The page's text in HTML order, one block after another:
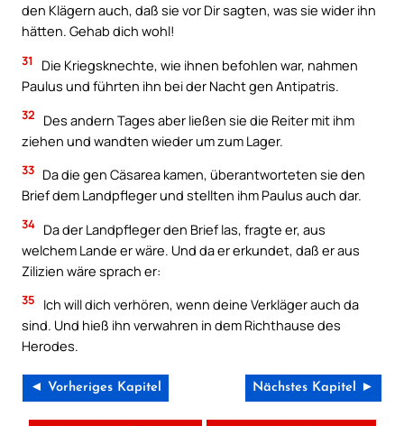
den Klägern auch, daß sie vor Dir sagten, was sie wider ihn
hätten. Gehab dich wohl!
31
Die Kriegsknechte, wie ihnen befohlen war, nahmen
Paulus und führten ihn bei der Nacht gen Antipatris.
32
Des andern Tages aber ließen sie die Reiter mit ihm
ziehen und wandten wieder um zum Lager.
33 Da die gen Cäsarea kamen, überantworteten sie den
Brief dem Landpfleger und stellten ihm Paulus auch dar.
34 Da der Landpfleger den Brief las, fragte er, aus
welchem Lande er wäre. Und da er erkundet, daß er aus
Zilizien wäre sprach er:
35
Ich will dich verhören, wenn deine Verkläger auch da
sind. Und hieß ihn verwahren in dem Richthause des
Herodes.
◄ Vorheriges Kapitel Nächstes Kapitel ►